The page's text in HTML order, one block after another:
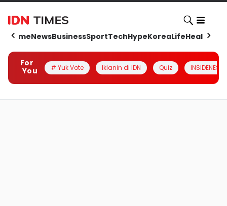
HomeNewsBusinessSportTechHypeKoreaLifeHealth
For
You
# Yuk Vote Iklanin di IDN Quiz INSIDENESIA